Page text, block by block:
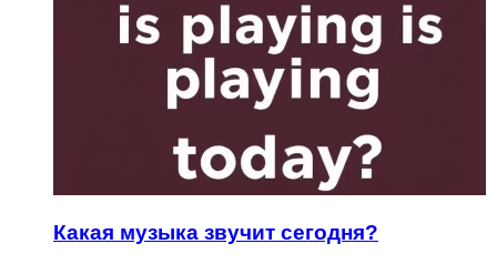
Какая музыка звучит сегодня?